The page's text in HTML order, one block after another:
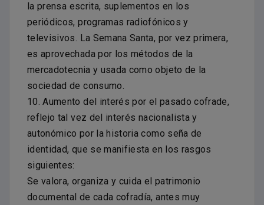
la prensa escrita, suplementos en los
periódicos, programas radiofónicos y
televisivos. La Semana Santa, por vez primera,
es aprovechada por los métodos de la
mercadotecnia y usada como objeto de la
sociedad de consumo.
10. Aumento del interés por el pasado cofrade,
reflejo tal vez del interés nacionalista y
autonómico por la historia como seña de
identidad, que se manifiesta en los rasgos
siguientes:
Se valora, organiza y cuida el patrimonio
documental de cada cofradía, antes muy